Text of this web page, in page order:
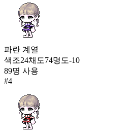
파란 계열
색조24채도74명도-10
89명 사용
#4